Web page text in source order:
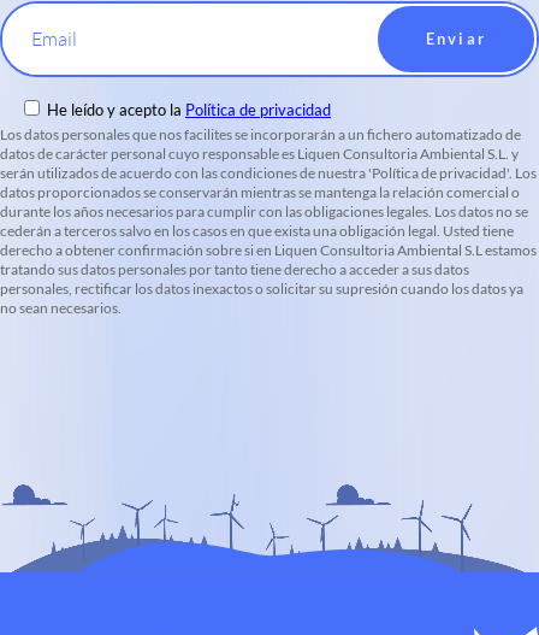
Email
He leído y acepto la Política de privacidad
Los datos personales que nos facilites se incorporarán a un fichero automatizado de
datos de carácter personal cuyo responsable es Liquen Consultoria Ambiental S.L. y
serán utilizados de acuerdo con las condiciones de nuestra 'Política de privacidad'. Los
datos proporcionados se conservarán mientras se mantenga la relación comercial o
durante los años necesarios para cumplir con las obligaciones legales. Los datos no se
cederán a terceros salvo en los casos en que exista una obligación legal. Usted tiene
derecho a obtener confirmación sobre si en Liquen Consultoria Ambiental S.L estamos
tratando sus datos personales por tanto tiene derecho a acceder a sus datos
personales, rectificar los datos inexactos o solicitar su supresión cuando los datos ya
no sean necesarios.